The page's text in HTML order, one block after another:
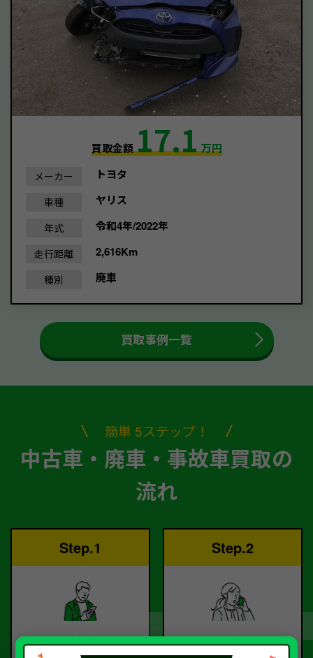
買取金額17.1万円
メーカー トヨタ
車種 ヤリス
年式 令和4年/2022年
走行距離 2,616Km
種別 廃車
買取事例一覧
簡単 5ステップ！
中古車・廃車・事故車買取の
流れ
Step.1
ご依頼
Step.2
査定